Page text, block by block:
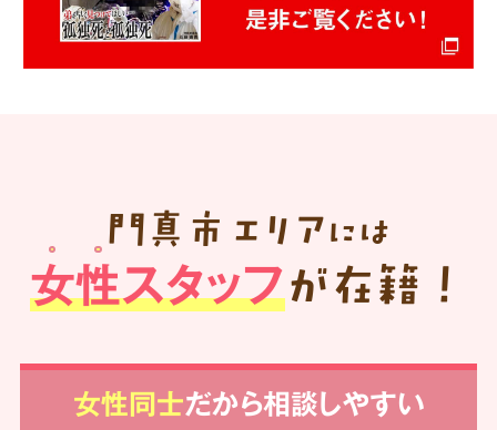
門真市 エリア には
女性スタッフが在籍！
女性同士だから相談しやすい